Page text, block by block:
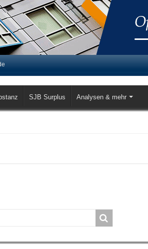
SJB Surplus Analysen & mehr